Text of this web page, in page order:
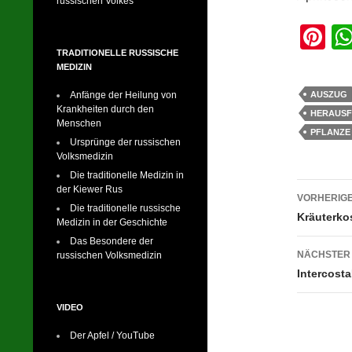
Pi
er
e
st
AUSZUG
PFLANZE
TRADITIONELLE RUSSISCHE
MEDIZIN
Anfänge der Heilung von
Krankheiten durch den
Menschen
Ursprünge der russischen
Volksmedizin
Die traditionelle Medizin in
der Kiewer Rus
Die traditionelle russische
Medizin in der Geschichte
Das Besondere der
russischen Volksmedizin
VIDEO
Der Apfel / YouTube